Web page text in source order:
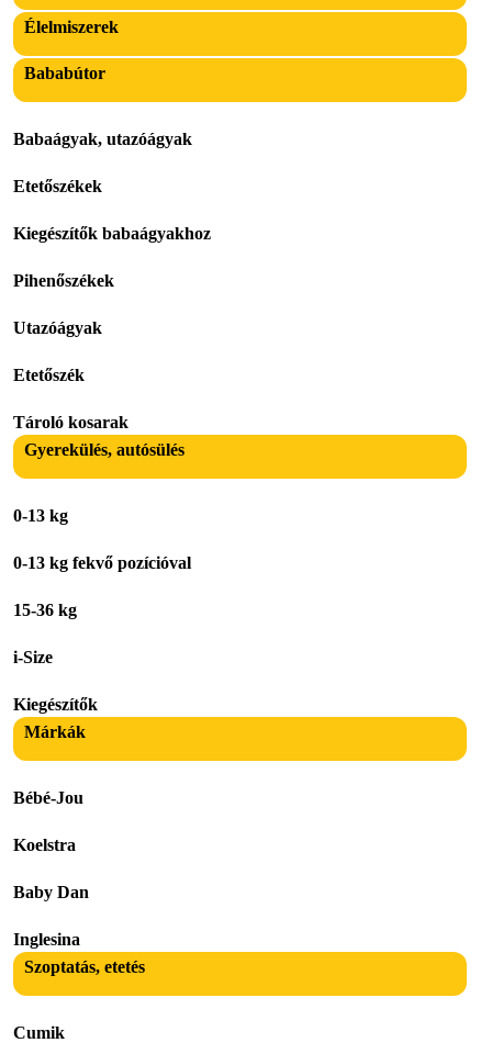
Élelmiszerek
Bababútor
Babaágyak, utazóágyak
Etetőszékek
Kiegészítők babaágyakhoz
Pihenőszékek
Utazóágyak
Etetőszék
Tároló kosarak
Gyerekülés, autósülés
0-13 kg
0-13 kg fekvő pozícióval
15-36 kg
i-Size
Kiegészítők
Márkák
Bébé-Jou
Koelstra
Baby Dan
Inglesina
Szoptatás, etetés
Cumik